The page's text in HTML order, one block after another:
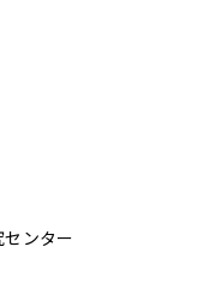
センター